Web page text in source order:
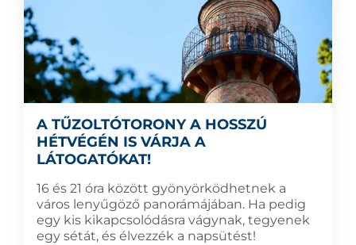
A TŰZOLTÓTORONY A HOSSZÚ
HÉTVÉGÉN IS VÁRJA A
LÁTOGATÓKAT!
16 és 21 óra között gyönyörködhetnek a
város lenyűgöző panorámájában. Ha pedig
egy kis kikapcsolódásra vágynak, tegyenek
egy sétát, és élvezzék a napsütést!